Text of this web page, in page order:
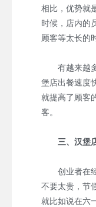
相比，优势就
时候，店内的
顾客等太长的
有越来越多
堡店出餐速度
就提高了顾客
客。
三、汉堡
创业者在经
不要太贵，节
就比如说在六